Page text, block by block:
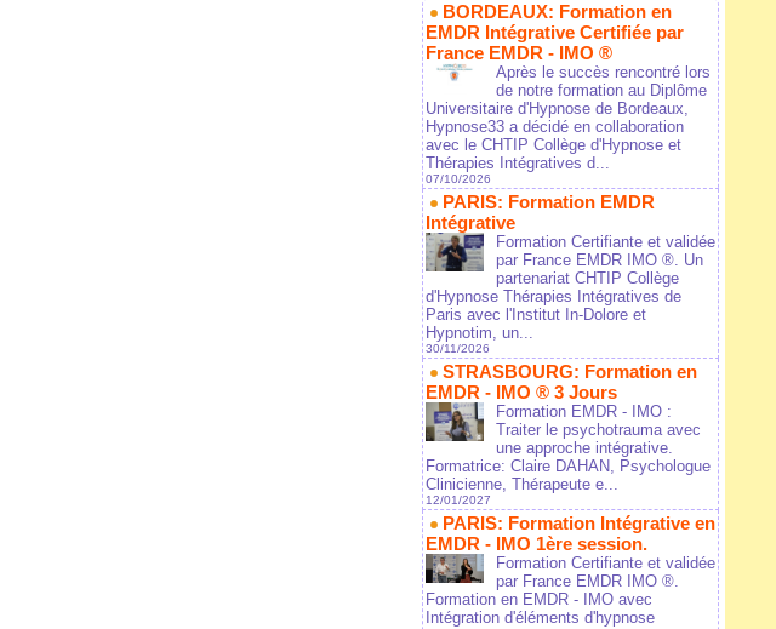
BORDEAUX: Formation en
EMDR Intégrative Certifiée par
France EMDR - IMO ®
Après le succès rencontré lors
de notre formation au Diplôme
Universitaire d'Hypnose de Bordeaux,
Hypnose33 a décidé en collaboration
avec le CHTIP Collège d'Hypnose et
Thérapies Intégratives d...
07/10/2026
PARIS: Formation EMDR
Intégrative
Formation Certifiante et validée
par France EMDR IMO ®. Un
partenariat CHTIP Collège
d'Hypnose Thérapies Intégratives de
Paris avec l'Institut In-Dolore et
Hypnotim, un...
30/11/2026
STRASBOURG: Formation en
EMDR - IMO ® 3 Jours
Formation EMDR - IMO :
Traiter le psychotrauma avec
une approche intégrative.
Formatrice: Claire DAHAN, Psychologue
Clinicienne, Thérapeute e...
12/01/2027
PARIS: Formation Intégrative en
EMDR - IMO 1ère session.
Formation Certifiante et validée
par France EMDR IMO ®.
Formation en EMDR - IMO avec
Intégration d'éléments d'hypnose